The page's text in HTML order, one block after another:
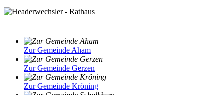
Zur Gemeinde Aham
Zur Gemeinde Gerzen
Zur Gemeinde Kröning